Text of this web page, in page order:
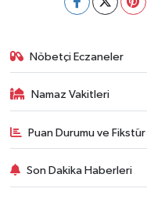
Nöbetçi Eczaneler
Namaz Vakitleri
Puan Durumu ve Fikstür
Son Dakika Haberleri